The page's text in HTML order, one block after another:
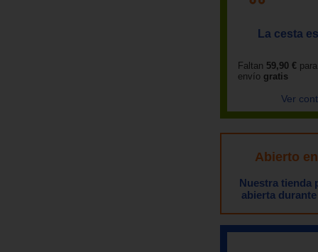
La cesta
Faltan 59,90 €
envío gratis
Ver
Abierto
Nuestra tienda
abierta